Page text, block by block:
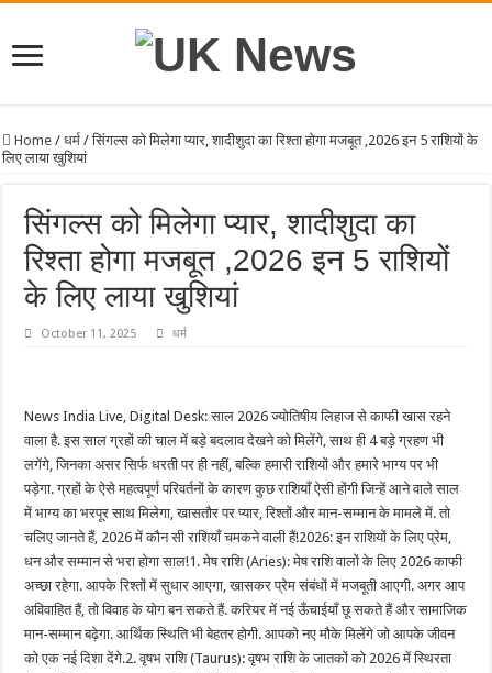
Home / धर्म / सिंगल्स को मिलेगा प्यार, शादीशुदा का रिश्ता होगा मजबूत ,2026 इन 5 राशियों के
लिए लाया खुशियां
सिंगल्स को मिलेगा प्यार, शादीशुदा का
रिश्ता होगा मजबूत ,2026 इन 5 राशियों
के लिए लाया खुशियां
October 11, 2025 धर्म
News India Live, Digital Desk: साल 2026 ज्योतिषीय लिहाज से काफी खास रहने
वाला है. इस साल ग्रहों की चाल में बड़े बदलाव देखने को मिलेंगे, साथ ही 4 बड़े ग्रहण भी
लगेंगे, जिनका असर सिर्फ धरती पर ही नहीं, बल्कि हमारी राशियों और हमारे भाग्य पर भी
पड़ेगा. ग्रहों के ऐसे महत्वपूर्ण परिवर्तनों के कारण कुछ राशियाँ ऐसी होंगी जिन्हें आने वाले साल
में भाग्य का भरपूर साथ मिलेगा, खासतौर पर प्यार, रिश्तों और मान-सम्मान के मामले में. तो
चलिए जानते हैं, 2026 में कौन सी राशियाँ चमकने वाली हैं!2026: इन राशियों के लिए प्रेम,
धन और सम्मान से भरा होगा साल!1. मेष राशि (Aries): मेष राशि वालों के लिए 2026 काफी
अच्छा रहेगा. आपके रिश्तों में सुधार आएगा, खासकर प्रेम संबंधों में मजबूती आएगी. अगर आप
अविवाहित हैं, तो विवाह के योग बन सकते हैं. करियर में नई ऊँचाईयाँ छू सकते हैं और सामाजिक
मान-सम्मान बढ़ेगा. आर्थिक स्थिति भी बेहतर होगी. आपको नए मौके मिलेंगे जो आपके जीवन
को एक नई दिशा देंगे.2. वृषभ राशि (Taurus): वृषभ राशि के जातकों को 2026 में स्थिरता